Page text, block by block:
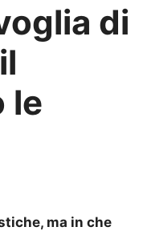
di
le
ma in che